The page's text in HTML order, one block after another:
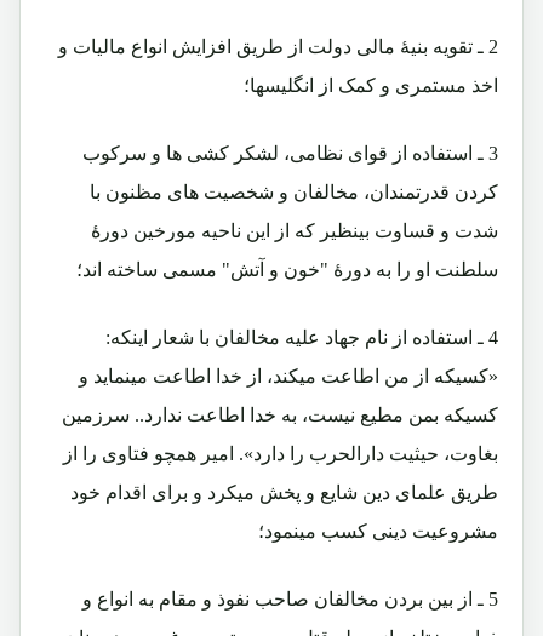
2 ـ تقویه بنیۀ مالی دولت از طریق افزایش انواع مالیات و
اخذ مستمری و کمک از انگلیسها؛
3 ـ استفاده از قوای نظامی، لشکر کشی ها و سرکوب
کردن قدرتمندان، مخالفان و شخصیت های مظنون با
شدت و قساوت بینظیر که از این ناحیه مورخین دورۀ
سلطنت او را به دورۀ "خون و آتش" مسمی ساخته اند؛
4 ـ استفاده از نام جهاد علیه مخالفان با شعار اینکه:
«کسیکه از من اطاعت میکند، از خدا اطاعت مینماید و
کسیکه بمن مطیع نیست، به خدا اطاعت ندارد.. سرزمین
بغاوت، حیثیت دارالحرب را دارد». امیر همچو فتاوی را از
طریق علمای دین شایع و پخش میکرد و برای اقدام خود
مشروعیت دینی کسب مینمود؛
5 ـ از بین بردن مخالفان صاحب نفوذ و مقام به انواع و